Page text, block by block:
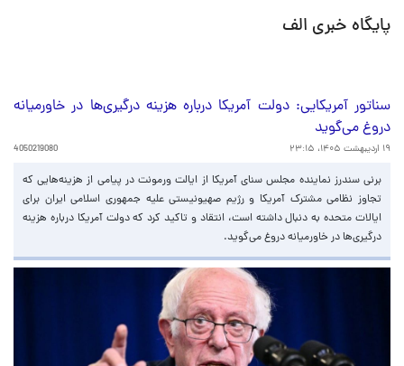
پایگاه خبری الف
سناتور آمریکایی: دولت آمریکا درباره هزینه درگیری‌ها در خاورمیانه
دروغ می‌گوید
۱۹ اردیبهشت ۱۴۰۵، ۲۳:۱۵ 4050219080
برنی سندرز نماینده مجلس سنای آمریکا از ایالت ورمونت در پیامی از هزینه‌هایی که
تجاوز نظامی مشترک آمریکا و رژیم صهیونیستی علیه جمهوری اسلامی ایران برای
ایالات متحده به دنبال داشته است، انتقاد و تاکید کرد که دولت آمریکا درباره هزینه
درگیری‌ها در خاورمیانه دروغ می‌گوید.